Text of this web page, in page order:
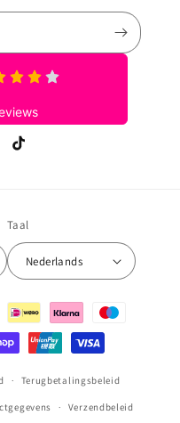
TikTok
Taal
Nederlands
Terugbetalingsbeleid
Verzendbeleid